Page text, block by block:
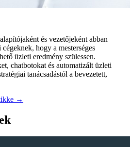
és vezetőjeként abban
hogy a mesterséges
üzleti eredmény szülessen.
chatbotokat és automatizált üzleti
tanácsadástól a bevezetett,
→